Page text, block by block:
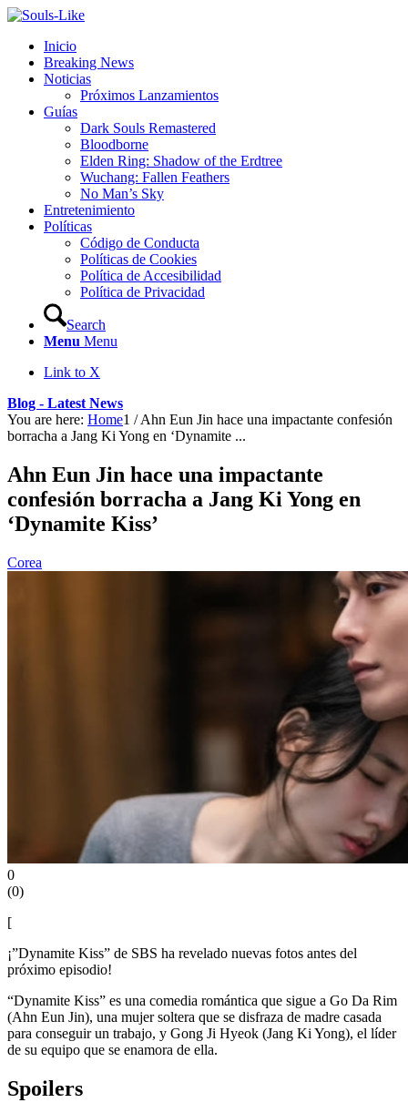
Inicio
Breaking News
Noticias
Próximos Lanzamientos
Guías
Dark Souls Remastered
Bloodborne
Elden Ring: Shadow of the Erdtree
Wuchang: Fallen Feathers
No Man’s Sky
Entretenimiento
Políticas
Código de Conducta
Políticas de Cookies
Política de Accesibilidad
Política de Privacidad
Search
Menu Menu
Link to X
Blog - Latest News
You are here: Home1 / Ahn Eun Jin hace una impactante confesión
borracha a Jang Ki Yong en ‘Dynamite ...
Ahn Eun Jin hace una impactante
confesión borracha a Jang Ki Yong en
‘Dynamite Kiss’
Corea
0
(0)
[
¡”Dynamite Kiss” de SBS ha revelado nuevas fotos antes del
próximo episodio!
“Dynamite Kiss” es una comedia romántica que sigue a Go Da Rim
(Ahn Eun Jin), una mujer soltera que se disfraza de madre casada
para conseguir un trabajo, y Gong Ji Hyeok (Jang Ki Yong), el líder
de su equipo que se enamora de ella.
Spoilers